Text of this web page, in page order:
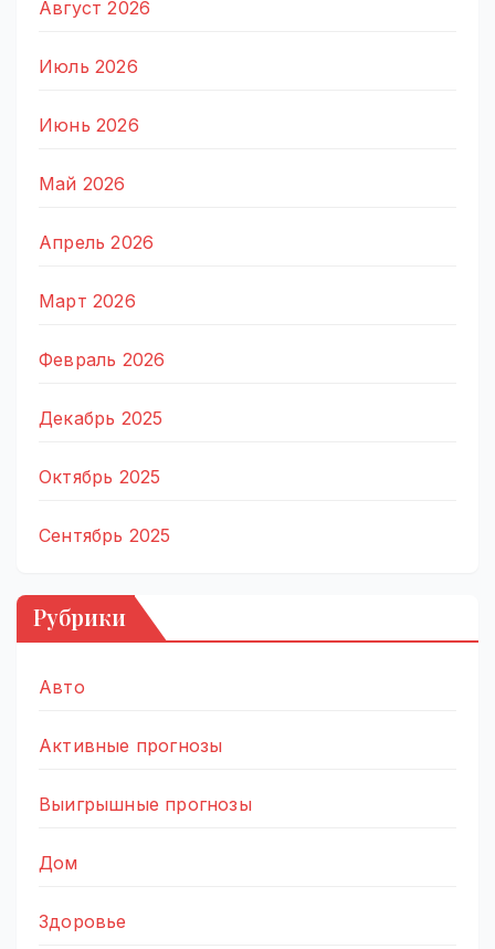
Август 2026
Июль 2026
Июнь 2026
Май 2026
Апрель 2026
Март 2026
Февраль 2026
Декабрь 2025
Октябрь 2025
Сентябрь 2025
Рубрики
Авто
Активные прогнозы
Выигрышные прогнозы
Дом
Здоровье